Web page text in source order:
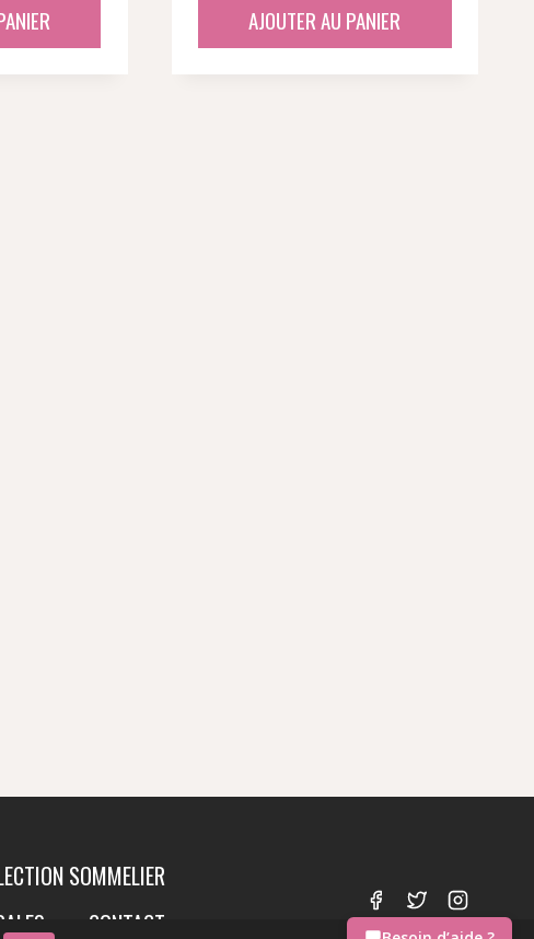
AJOUTER AU PANIER
SOMMELIER
CONTACT